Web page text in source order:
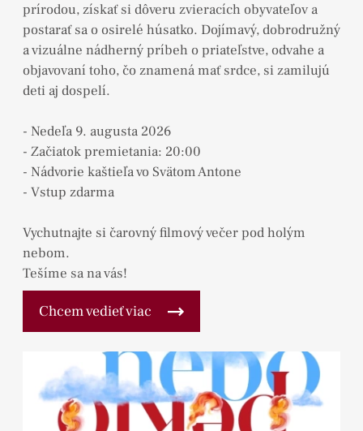
prírodou, získať si dôveru zvieracích obyvateľov a
postarať sa o osirelé húsatko. Dojímavý, dobrodružný
a vizuálne nádherný príbeh o priateľstve, odvahe a
objavovaní toho, čo znamená mať srdce, si zamilujú
deti aj dospelí.
- Nedeľa 9. augusta 2026
- Začiatok premietania: 20:00
- Nádvorie kaštieľa vo Svätom Antone
- Vstup zdarma
Vychutnajte si čarovný filmový večer pod holým
nebom.
Tešíme sa na vás!
Chcem vedieť viac